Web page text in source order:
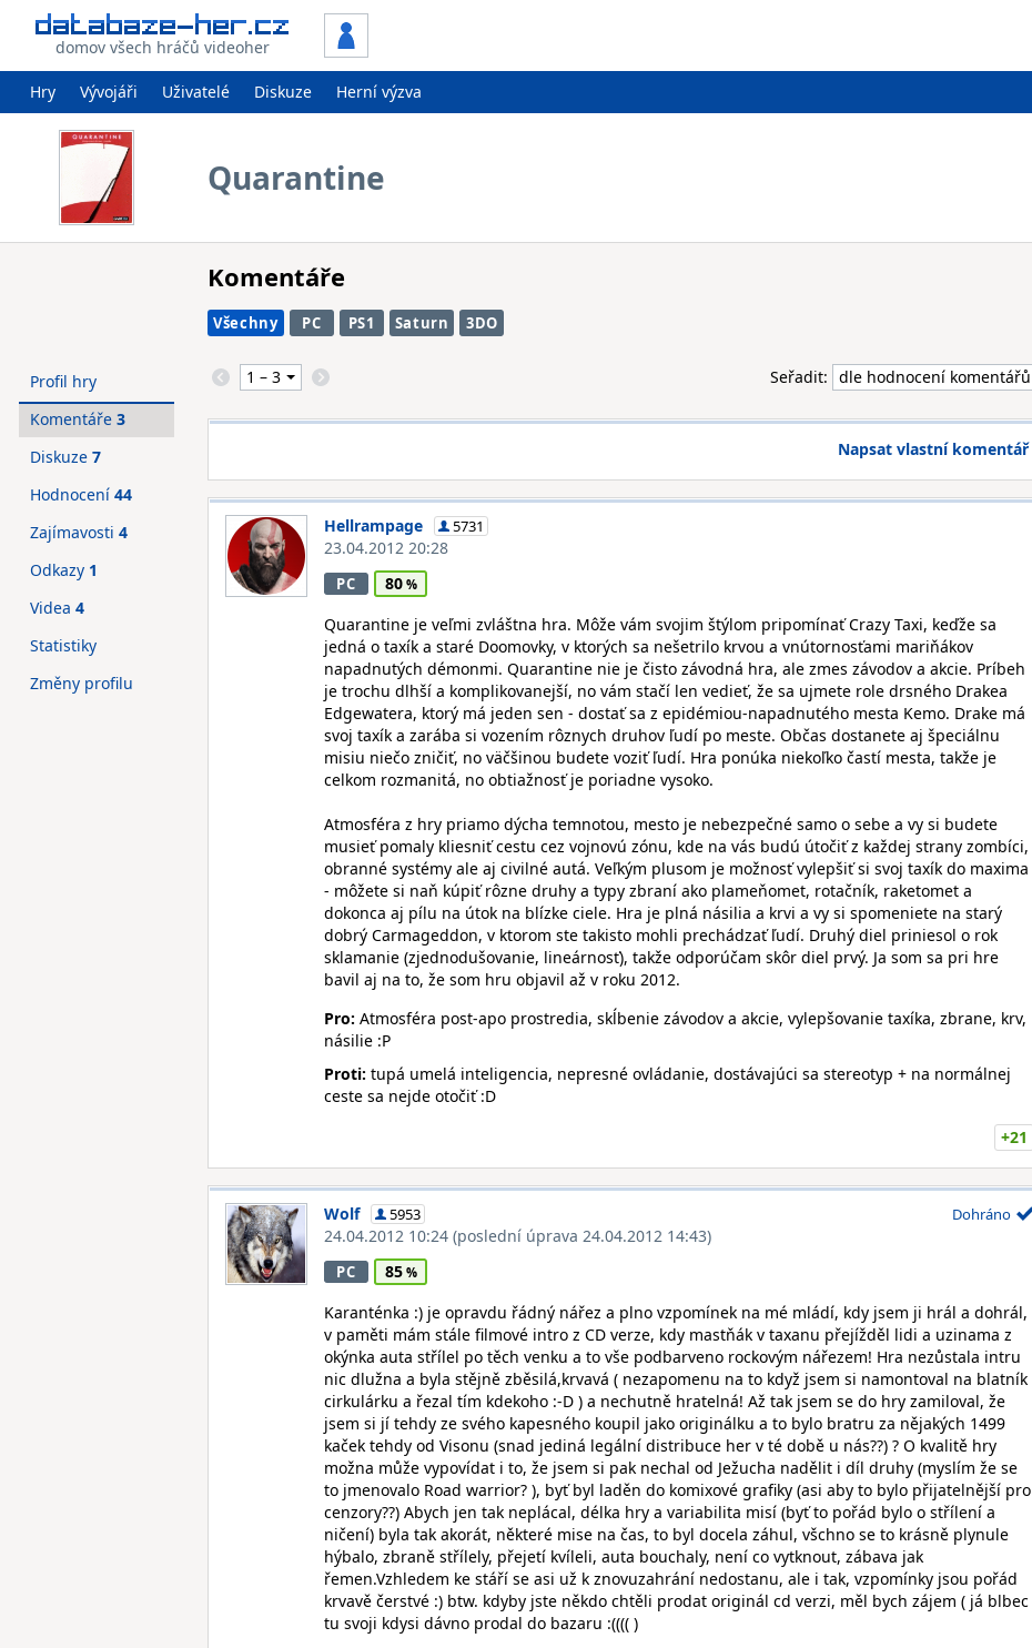
domov všech hráčů videoher
Hry Vývojáři Uživatelé Diskuze Herní výzva
Quarantine
Komentáře
Všechny PC PS1 Saturn 3DO
Seřadit:
Napsat vlastní komentář
Hellrampage 5731
23.04.2012 20:28
PC
80
Quarantine je veľmi zvláštna hra. Môže vám svojim štýlom pripomínať Crazy Taxi, keďže sa
jedná o taxík a staré Doomovky, v ktorých sa nešetrilo krvou a vnútornosťami mariňákov
napadnutých démonmi. Quarantine nie je čisto závodná hra, ale zmes závodov a akcie. Príbeh
je trochu dlhší a komplikovanejší, no vám stačí len vedieť, že sa ujmete role drsného Drakea
Edgewatera, ktorý má jeden sen - dostať sa z epidémiou-napadnutého mesta Kemo. Drake má
svoj taxík a zarába si vozením rôznych druhov ľudí po meste. Občas dostanete aj špeciálnu
misiu niečo zničiť, no väčšinou budete voziť ľudí. Hra ponúka niekoľko častí mesta, takže je
celkom rozmanitá, no obtiažnosť je poriadne vysoko.
Atmosféra z hry priamo dýcha temnotou, mesto je nebezpečné samo o sebe a vy si budete
musieť pomaly kliesniť cestu cez vojnovú zónu, kde na vás budú útočiť z každej strany zombíci,
obranné systémy ale aj civilné autá. Veľkým plusom je možnosť vylepšiť si svoj taxík do maxima
- môžete si naň kúpiť rôzne druhy a typy zbraní ako plameňomet, rotačník, raketomet a
dokonca aj pílu na útok na blízke ciele. Hra je plná násilia a krvi a vy si spomeniete na starý
dobrý Carmageddon, v ktorom ste takisto mohli prechádzať ľudí. Druhý diel priniesol o rok
sklamanie (zjednodušovanie, lineárnosť), takže odporúčam skôr diel prvý. Ja som sa pri hre
bavil aj na to, že som hru objavil až v roku 2012.
Pro: Atmosféra post-apo prostredia, skĺbenie závodov a akcie, vylepšovanie taxíka, zbrane, krv,
násilie :P
Proti: tupá umelá inteligencia, nepresné ovládanie, dostávajúci sa stereotyp + na normálnej
ceste sa nejde otočiť :D
+21
Wolf 5953
24.04.2012 10:24 (poslední úprava 24.04.2012 14:43)
Dohráno
PC
85
Karanténka :) je opravdu řádný nářez a plno vzpomínek na mé mládí, kdy jsem ji hrál a dohrál,
v paměti mám stále filmové intro z CD verze, kdy mastňák v taxanu přejížděl lidi a uzinama z
okýnka auta střílel po těch venku a to vše podbarveno rockovým nářezem! Hra nezůstala intru
nic dlužna a byla stějně zběsilá,krvavá ( nezapomenu na to když jsem si namontoval na blatník
cirkulárku a řezal tím kdekoho :-D ) a nechutně hratelná! Až tak jsem se do hry zamiloval, že
jsem si jí tehdy ze svého kapesného koupil jako originálku a to bylo bratru za nějakých 1499
kaček tehdy od Visonu (snad jediná legální distribuce her v té době u nás??) ? O kvalitě hry
možna může vypovídat i to, že jsem si pak nechal od Ježucha nadělit i díl druhy (myslím že se
to jmenovalo Road warrior? ), byť byl laděn do komixové grafiky (asi aby to bylo přijatelnější pro
cenzory??) Abych jen tak neplácal, délka hry a variabilita misí (byť to pořád bylo o střílení a
ničení) byla tak akorát, některé mise na čas, to byl docela záhul, všchno se to krásně plynule
hýbalo, zbraně střílely, přejetí kvíleli, auta bouchaly, není co vytknout, zábava jak
řemen.Vzhledem ke stáří se asi už k znovuzahrání nedostanu, ale i tak, vzpomínky jsou pořád
krvavě čerstvé :) btw. kdyby jste někdo chtěli prodat originál cd verzi, měl bych zájem ( já blbec
tu svoji kdysi dávno prodal do bazaru :(((( )
Profil hry
Komentáře 3
Diskuze 7
Hodnocení 44
Zajímavosti 4
Odkazy 1
Videa 4
Statistiky
Změny profilu